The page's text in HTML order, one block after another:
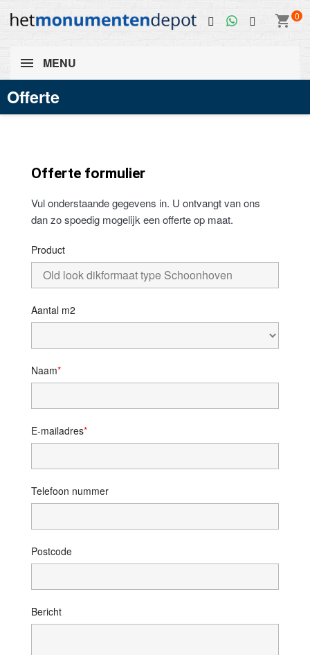
shopping_cart 0
MENU
Offerte
Offerte formulier
Vul onderstaande gegevens in. U ontvangt van ons
dan zo spoedig mogelijk een offerte op maat.
Product
Aantal m2
Naam
E-mailadres
Telefoon nummer
Postcode
Bericht